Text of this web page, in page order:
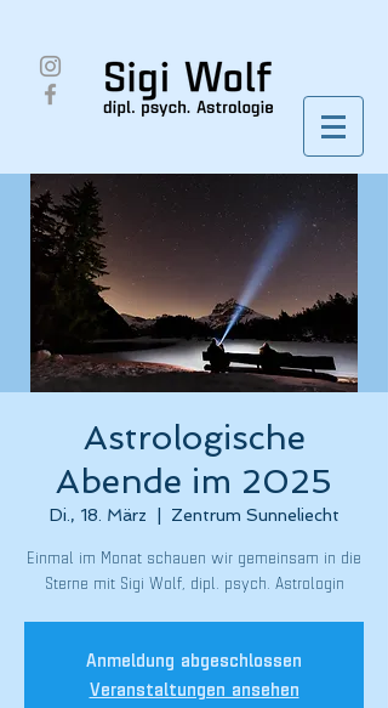
Astrologische
Abende im 2025
Di., 18. März Zentrum Sunneliecht
Einmal im Monat schauen wir gemeinsam in die
Sterne mit Sigi Wolf, dipl. psych. Astrologin
Anmeldung abgeschlossen
Veranstaltungen ansehen